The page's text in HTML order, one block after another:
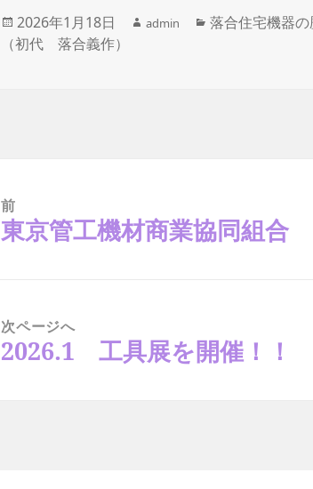
投
稿
2026年1月18日
作
admin
カ
落合住宅機器
（初代 落合義作）
前
前
の
東京管工機材商業協同組合
次ページへ
次
の
2026.1 工具展を開催！！